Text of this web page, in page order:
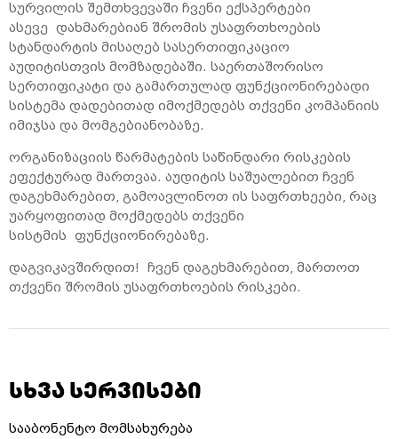
სურვილის შემთხვევაში ჩვენი ექსპერტები
ასევე დახმარებიან შრომის უსაფრთხოების
სტანდარტის მისაღებ სასერთიფიკაციო
აუდიტისთვის მომზადებაში. საერთაშორისო
სერთიფიკატი და გამართულად ფუნქციონირებადი
სისტემა დადებითად იმოქმედებს თქვენი კომპანიის
იმიჯსა და მომგებიანობაზე.
ორგანიზაციის წარმატების საწინდარი რისკების
ეფექტურად მართვაა. აუდიტის საშუალებით ჩვენ
დაგეხმარებით, გამოავლინოთ ის საფრთხეები, რაც
უარყოფითად მოქმედებს თქვენი
სისტმის ფუნქციონირებაზე.
დაგვიკავშირდით!
ჩვენ დაგეხმარებით, მართოთ
თქვენი შრომის უსაფრთხოების რისკები.
სხვა სერვისები
სააბონენტო მომსახურება